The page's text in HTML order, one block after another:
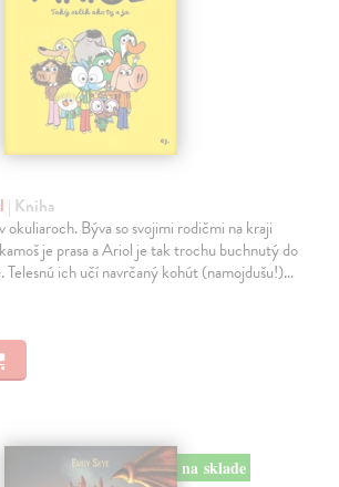
| Kniha
Býva so svojimi rodičmi na kraji
je prasa a Ariol je tak trochu buchnutý do
Telesnú ich učí navrčaný kohút (namojdušu!)…
na sklade